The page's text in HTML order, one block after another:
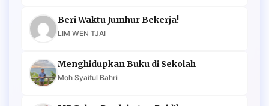
Beri Waktu Jumhur Bekerja!
LIM WEN TJAI
Menghidupkan Buku di Sekolah
Moh Syaiful Bahri